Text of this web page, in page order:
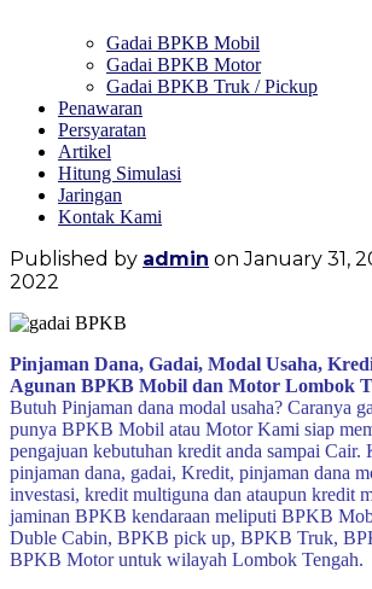
Gadai BPKB Mobil
Gadai BPKB Motor
Gadai BPKB Truk / Pickup
Penawaran
Persyaratan
Artikel
Hitung Simulasi
Jaringan
Kontak Kami
Published by admin onJanuary 31,
2022
Pinjaman Dana, Gadai, Modal Usaha,
Agunan BPKB Mobil dan Motor Lombok
Butuh Pinjaman dana modal usaha? Caranya
punya BPKB Mobil atau Motor Kami siap
pengajuan kebutuhan kredit anda sampai Cair.
pinjaman dana, gadai, Kredit, pinjaman dana
investasi, kredit multiguna dan ataupun kredit
jaminan BPKB kendaraan meliputi BPKB
Duble Cabin, BPKB pick up, BPKB Truk,
BPKB Motor untuk wilayah Lombok Tengah.